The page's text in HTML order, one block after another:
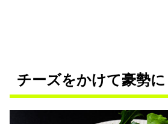
チーズをかけて豪勢